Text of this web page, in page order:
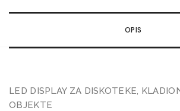
OPIS
LED DISPLAY ZA DISKOTEKE,
OBJEKTE